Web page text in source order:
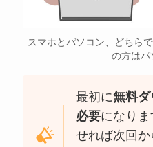
スマホとパソコン、どちら
の方はパ
最初に無料
必要になり
せれば次回